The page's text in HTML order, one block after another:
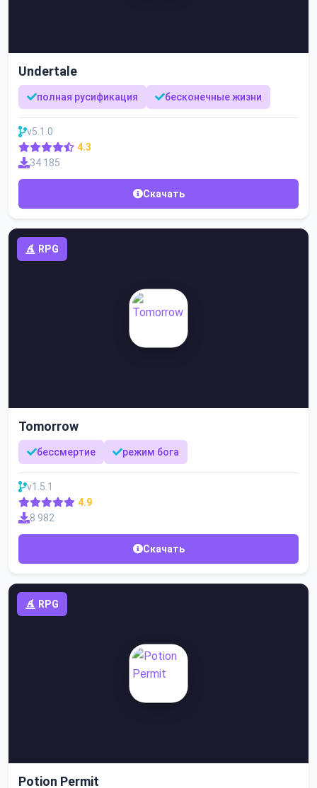
Undertale
полная русификация бесконечные жизни
v5.1.0
4.3
34 185
Скачать
RPG
Tomorrow
бессмертие режим бога
v1.5.1
4.9
8 982
Скачать
RPG
Potion Permit